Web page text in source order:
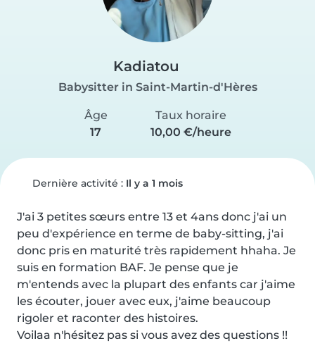
Kadiatou
Babysitter in Saint-Martin-d'Hères
Âge
17
Taux horaire
10,00 €/heure
Dernière activité : Il y a 1 mois
J'ai 3 petites sœurs entre 13 et 4ans donc j'ai un
peu d'expérience en terme de baby-sitting, j'ai
donc pris en maturité très rapidement hhaha. Je
suis en formation BAF. Je pense que je
m'entends avec la plupart des enfants car j'aime
les écouter, jouer avec eux, j'aime beaucoup
rigoler et raconter des histoires.
Voilaa n'hésitez pas si vous avez des questions !!